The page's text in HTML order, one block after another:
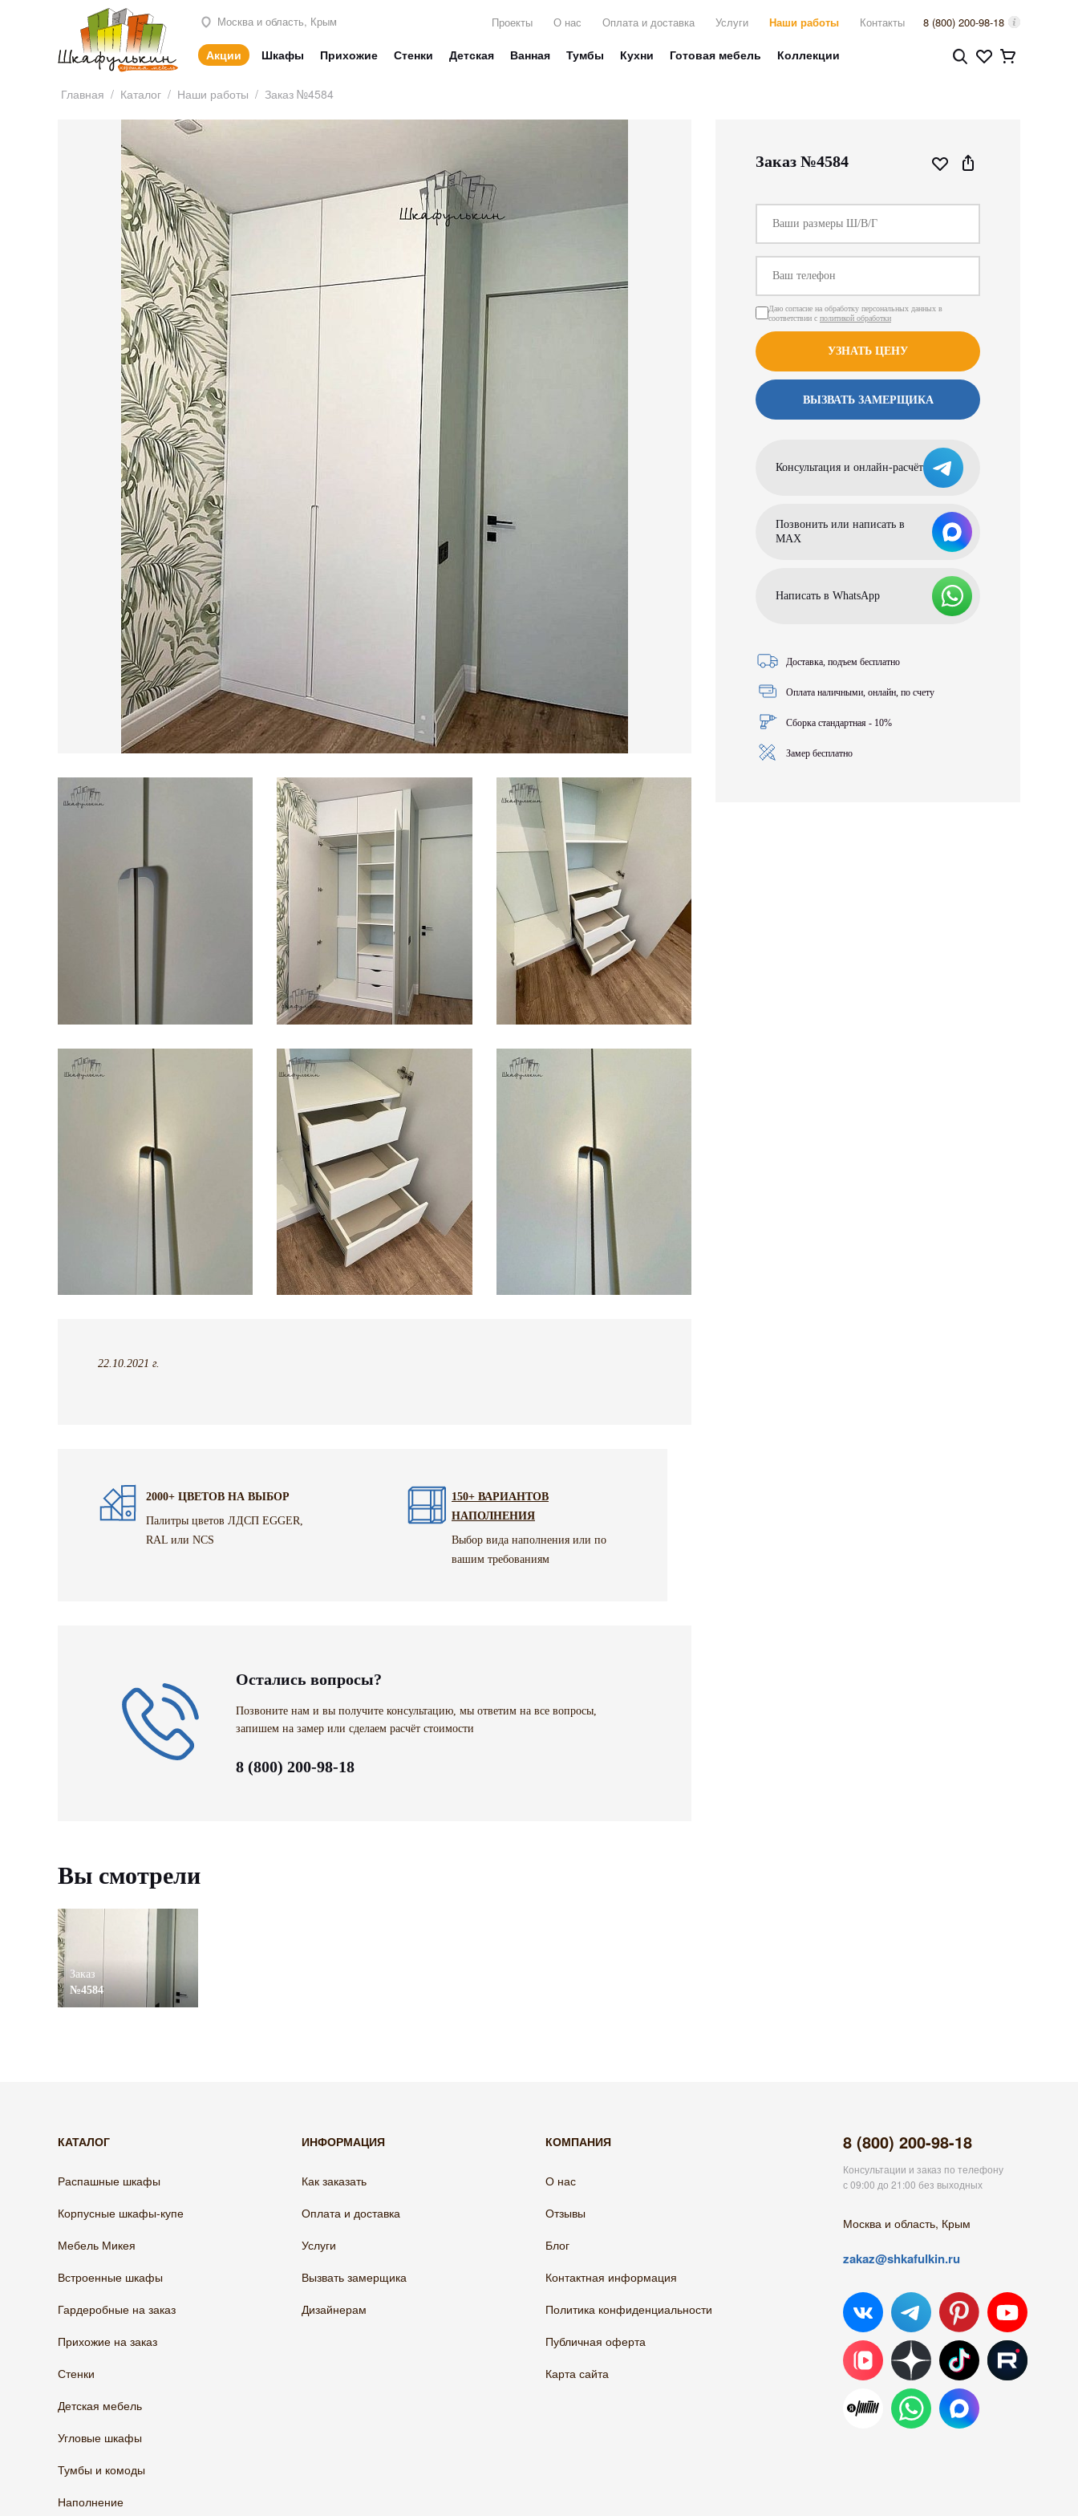
Москва и область, Крым Проекты О нас Оплата и доставка Услуги Наши работы Контакты 8 (800) 200-98-18
Акции Шкафы Прихожие Стенки Детская Ванная Тумбы Кухни Готовая мебель Коллекции
Главная / Каталог / Наши работы / Заказ №4584
22.10.2021 г.
2000+ ЦВЕТОВ НА ВЫБОР
Палитры цветов ЛДСП EGGER,
RAL или NCS
150+ ВАРИАНТОВ
НАПОЛНЕНИЯ
Выбор вида наполнения или по
вашим требованиям
Остались вопросы?
Позвоните нам и вы получите консультацию, мы ответим на все вопросы,
запишем на замер или сделаем расчёт стоимости
8 (800) 200-98-18
Заказ №4584
Даю согласие на обработку персональных данных в
соответствии с политикой обработки
УЗНАТЬ ЦЕНУ
ВЫЗВАТЬ ЗАМЕРЩИКА
Консультация и онлайн-расчёт
Позвонить или написать в
МАХ
Написать в WhatsApp
Доставка, подъем бесплатно
Оплата наличными, онлайн, по счету
Сборка стандартная - 10%
Замер бесплатно
Вы смотрели
Заказ
№4584
КАТАЛОГ
Распашные шкафы
Корпусные шкафы-купе
Мебель Микея
Встроенные шкафы
Гардеробные на заказ
Прихожие на заказ
Стенки
Детская мебель
Угловые шкафы
Тумбы и комоды
Наполнение
ИНФОРМАЦИЯ
Как заказать
Оплата и доставка
Услуги
Вызвать замерщика
Дизайнерам
КОМПАНИЯ
О нас
Отзывы
Блог
Контактная информация
Политика конфиденциальности
Публичная оферта
Карта сайта
8 (800) 200-98-18
Консультации и заказ по телефону
с 09:00 до 21:00 без выходных
Москва и область, Крым
zakaz@shkafulkin.ru